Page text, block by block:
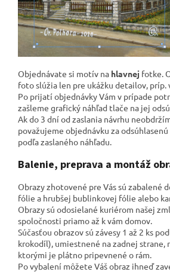
Objednávate si motív na hlavnej fotke.
foto slúžia len pre ukážku detailov, príp.
Po prijatí objednávky Vám v prípade
zašleme grafický náhľad tlače na jej
Ak do 3 dní od zaslania návrhu
považujeme objednávku za
podľa zaslaného náhľadu.
Balenie, preprava a montáž
Obrazy zhotovené pre Vás sú zabalené
fólie a hrubšej bublinkovej fólie alebo
Obrazy sú odosielané kuriérom našej
spoločnosti priamo až k vám domov.
Súčasťou obrazov sú závesy 1 až 2 ks
krokodíl), umiestnené na zadnej strane,
ktorými je plátno pripevnené o rám.
Po vybalení môžete Váš obraz ihneď